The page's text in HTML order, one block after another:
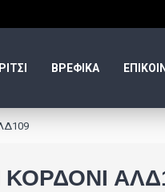
ΒΡΕΦΙΚΑ